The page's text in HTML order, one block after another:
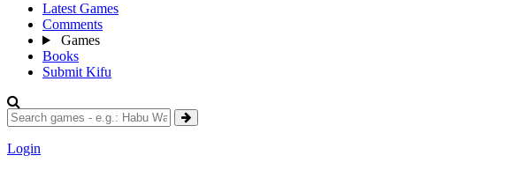
Latest Games
Comments
Games
Books
Submit Kifu
Login